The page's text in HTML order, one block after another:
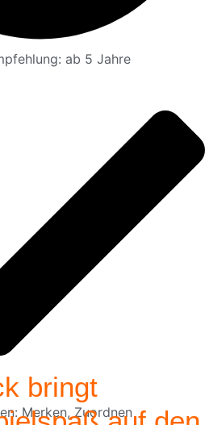
ab 5 Jahre
Merken,Zuordnen
bringt